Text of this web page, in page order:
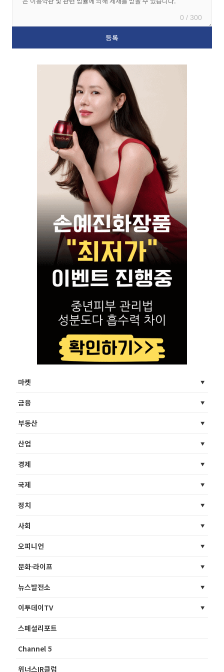
0 / 300
마켓
금융
부동산
산업
경제
국제
정치
사회
오피니언
문화·라이프
뉴스발전소
이투데이TV
스페셜리포트
Channel 5
위너스IR클럽